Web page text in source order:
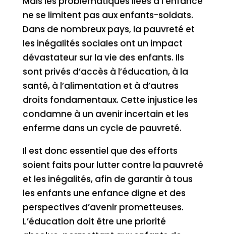
ne se limitent pas aux enfants-soldats.
Dans de nombreux pays, la pauvreté et
les inégalités sociales ont un impact
dévastateur sur la vie des enfants. Ils
sont privés d’accès à l’éducation, à la
santé, à l’alimentation et à d’autres
droits fondamentaux. Cette injustice les
condamne à un avenir incertain et les
enferme dans un cycle de pauvreté.
Il est donc essentiel que des efforts
soient faits pour lutter contre la pauvreté
et les inégalités, afin de garantir à tous
les enfants une enfance digne et des
perspectives d’avenir prometteuses.
L’éducation doit être une priorité